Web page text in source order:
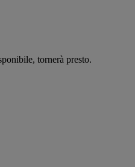
tornerà presto.